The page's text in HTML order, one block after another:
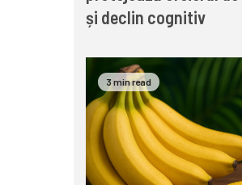
și declin cognitiv
3 min read